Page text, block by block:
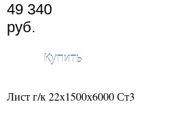
49 340
руб.
Купить
Лист г/к 22х1500х6000 Ст3